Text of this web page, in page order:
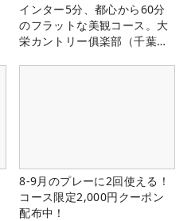
インター5分、都心から60分
のフラットな美観コース。大
栄カントリー俱楽部（千葉
8-9月のプレーに2回使える！
コース限定2,000円クーポン
配布中！